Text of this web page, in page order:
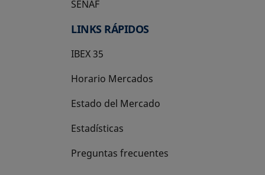
SENAF
LINKS RÁPIDOS
IBEX 35
Horario Mercados
Estado del Mercado
Estadísticas
Preguntas frecuentes